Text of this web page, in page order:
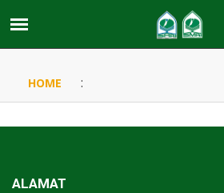
HOME :
ALAMAT